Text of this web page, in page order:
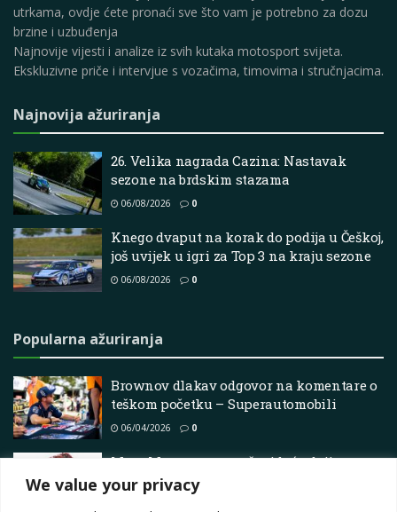
We value your privacy
utrkama, ovdje ćete pronaći sve što vam je potrebno za dozu
brzine i uzbuđenja
Najnovije vijesti i analize iz svih kutaka motosport svijeta.
Ekskluzivne priče i intervjue s vozačima, timovima i stručnjacima.
Najnovija ažuriranja
26. Velika nagrada Cazina: Nastavak
sezone na brdskim stazama
06/08/2026 0
Knego dvaput na korak do podija u Češkoj,
još uvijek u igri za Top 3 na kraju sezone
06/08/2026 0
Popularna ažuriranja
Brownov dlakav odgovor na komentare o
teškom početku – Superautomobili
06/04/2026 0
Marc Marquez propušta iduće dvije
MotoGP runde